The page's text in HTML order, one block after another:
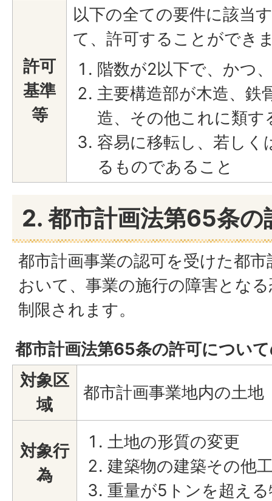
許可
基準
等
以下の全ての要件に該当
て、許可することができ
階数が2以下で、かつ
主要構造部が木造、鉄
造、その他これに類
容易に移転し、若し
るものであること
2. 都市計画法第65条の
都市計画事業の認可を受けた都
おいて、事業の施行の障害とな
制限されます。
都市計画法第65条の許可につい
対象区
域
都市計画事業地内の土地
対象行
為
土地の形質の変更
建築物の建築その他
重量が5トンを超え